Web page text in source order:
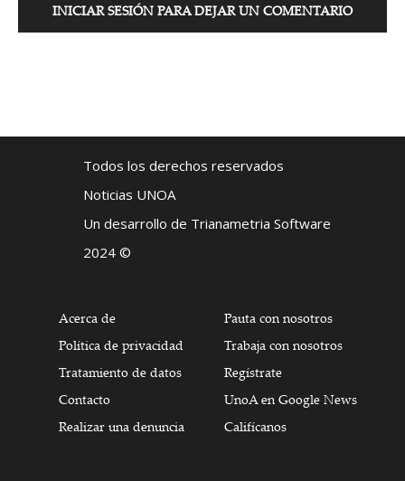
INICIAR SESIÓN PARA DEJAR UN COMENTARIO
Todos los derechos reservados
Noticias UNOA
Un desarrollo de Trianametria Software
2024 ©
Acerca de
Política de privacidad
Tratamiento de datos
Contacto
Realizar una denuncia
Pauta con nosotros
Trabaja con nosotros
Regístrate
UnoA en Google News
Califícanos